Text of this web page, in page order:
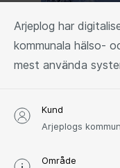
Arjeplog har
kommunala hälso-
mest använda
Kund
Arjeplogs kommun
Område